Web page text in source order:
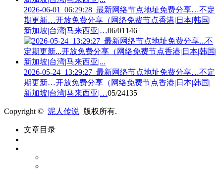
2026-06-01_06:29:28_最新网络节点地址免费分享…不定
期更新…开放免费分享（网络免费节点香港|日本|韩国|
新加坡|台湾|马来西亚|…06/01 146
2026-05-24_13:29:27_最新网络节点地址免费分享…不定
期更新…开放免费分享（网络免费节点香港|日本|韩国|
新加坡|台湾|马来西亚|…05/24135
Copyright © 泥人传说 版权所有.
文章目录